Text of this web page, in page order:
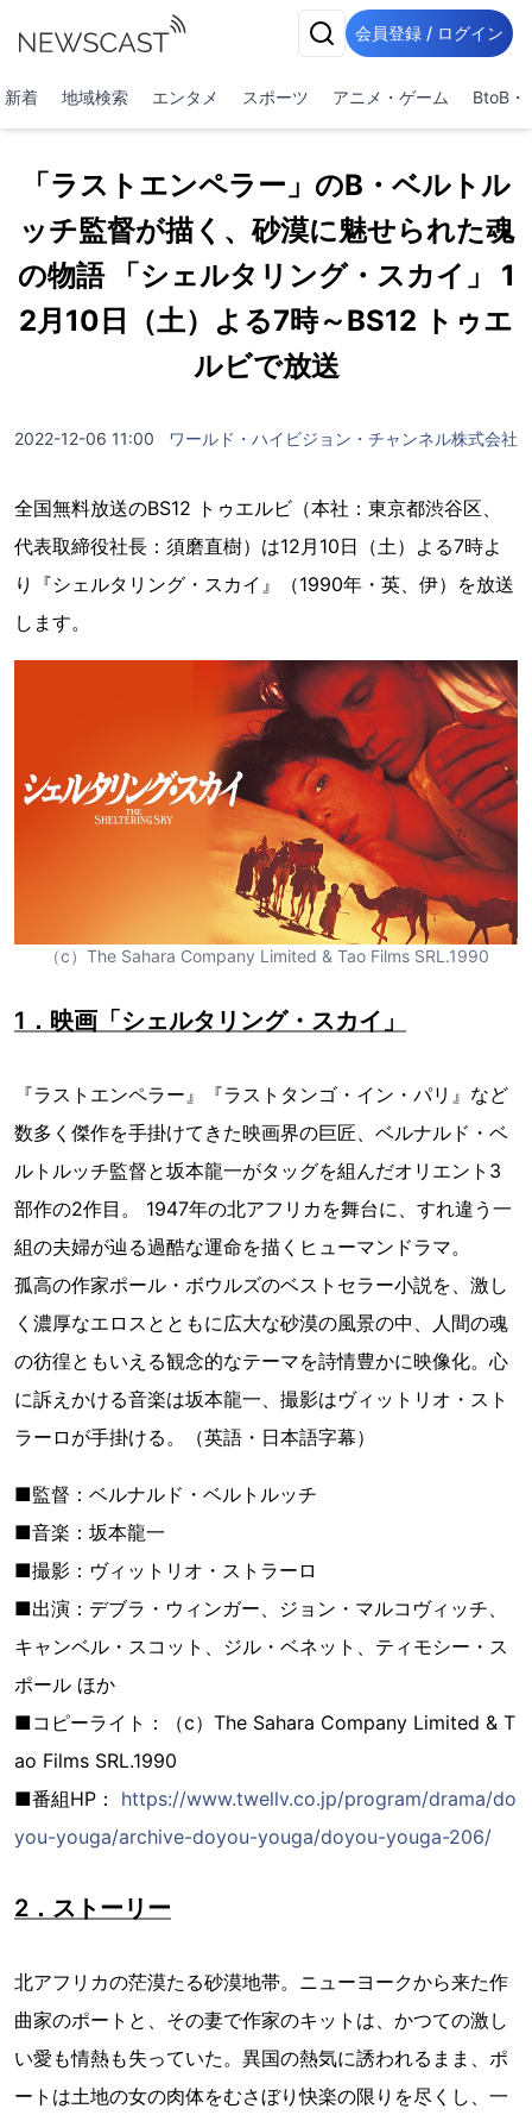
会員登録 / ログイン
新着 地域検索 エンタメ スポーツ アニメ・ゲーム BtoB・
「ラストエンペラー」のB・ベルトル
ッチ監督が描く、砂漠に魅せられた魂
の物語 「シェルタリング・スカイ」 1
2月10日（土）よる7時～BS12 トゥエ
ルビで放送
2022-12-06 11:00 ワールド・ハイビジョン・チャンネル株式会社
全国無料放送のBS12 トゥエルビ（本社：東京都渋谷区、
代表取締役社長：須磨直樹）は12月10日（土）よる7時よ
り『シェルタリング・スカイ』（1990年・英、伊）を放送
します。
（c）The Sahara Company Limited & Tao Films SRL.1990
1．映画「シェルタリング・スカイ」
『ラストエンペラー』『ラストタンゴ・イン・パリ』など
数多く傑作を手掛けてきた映画界の巨匠、ベルナルド・ベ
ルトルッチ監督と坂本龍一がタッグを組んだオリエント3
部作の2作目。 1947年の北アフリカを舞台に、すれ違う一
組の夫婦が辿る過酷な運命を描くヒューマンドラマ。
孤高の作家ポール・ボウルズのベストセラー小説を、激し
く濃厚なエロスとともに広大な砂漠の風景の中、人間の魂
の彷徨ともいえる観念的なテーマを詩情豊かに映像化。心
に訴えかける音楽は坂本龍一、撮影はヴィットリオ・スト
ラーロが手掛ける。（英語・日本語字幕）
■監督：ベルナルド・ベルトルッチ
■音楽：坂本龍一
■撮影：ヴィットリオ・ストラーロ
■出演：デブラ・ウィンガー、ジョン・マルコヴィッチ、
キャンベル・スコット、ジル・ベネット、ティモシー・ス
ポール ほか
■コピーライト：（c）The Sahara Company Limited & T
ao Films SRL.1990
■番組HP： https://www.twellv.co.jp/program/drama/do
you-youga/archive-doyou-youga/doyou-youga-206/
2．ストーリー
北アフリカの茫漠たる砂漠地帯。ニューヨークから来た作
曲家のポートと、その妻で作家のキットは、かつての激し
い愛も情熱も失っていた。異国の熱気に誘われるまま、ポ
ートは土地の女の肉体をむさぼり快楽の限りを尽くし、一